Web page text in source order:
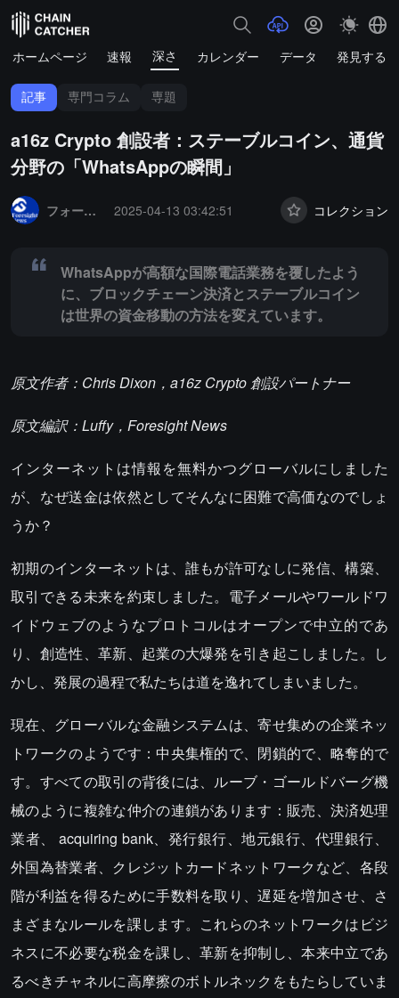
ホームページ 速報 深さ カレンダー データ 発見する
記事 専門コラム 専題
a16z Crypto 創設者：ステーブルコイン、通貨
分野の「WhatsAppの瞬間」
フォーサイトニュース
2025-04-13 03:42:51 コレクション
WhatsAppが高額な国際電話業務を覆したよう
に、ブロックチェーン決済とステーブルコイン
は世界の資金移動の方法を変えています。
原文作者：Chris Dixon，a16z Crypto 創設パートナー
原文編訳：Luffy，Foresight News
インターネットは情報を無料かつグローバルにしました
が、なぜ送金は依然としてそんなに困難で高価なのでしょ
うか？
初期のインターネットは、誰もが許可なしに発信、構築、
取引できる未来を約束しました。電子メールやワールドワ
イドウェブのようなプロトコルはオープンで中立的であ
り、創造性、革新、起業の大爆発を引き起こしました。し
かし、発展の過程で私たちは道を逸れてしまいました。
現在、グローバルな金融システムは、寄せ集めの企業ネッ
トワークのようです：中央集権的で、閉鎖的で、略奪的で
す。すべての取引の背後には、ルーブ・ゴールドバーグ機
械のように複雑な仲介の連鎖があります：販売、決済処理
業者、 acquiring bank、発行銀行、地元銀行、代理銀行、
外国為替業者、クレジットカードネットワークなど、各段
階が利益を得るために手数料を取り、遅延を増加させ、さ
まざまなルールを課します。これらのネットワークはビジ
ネスに不必要な税金を課し、革新を抑制し、本来中立であ
るべきチャネルに高摩擦のボトルネックをもたらしていま